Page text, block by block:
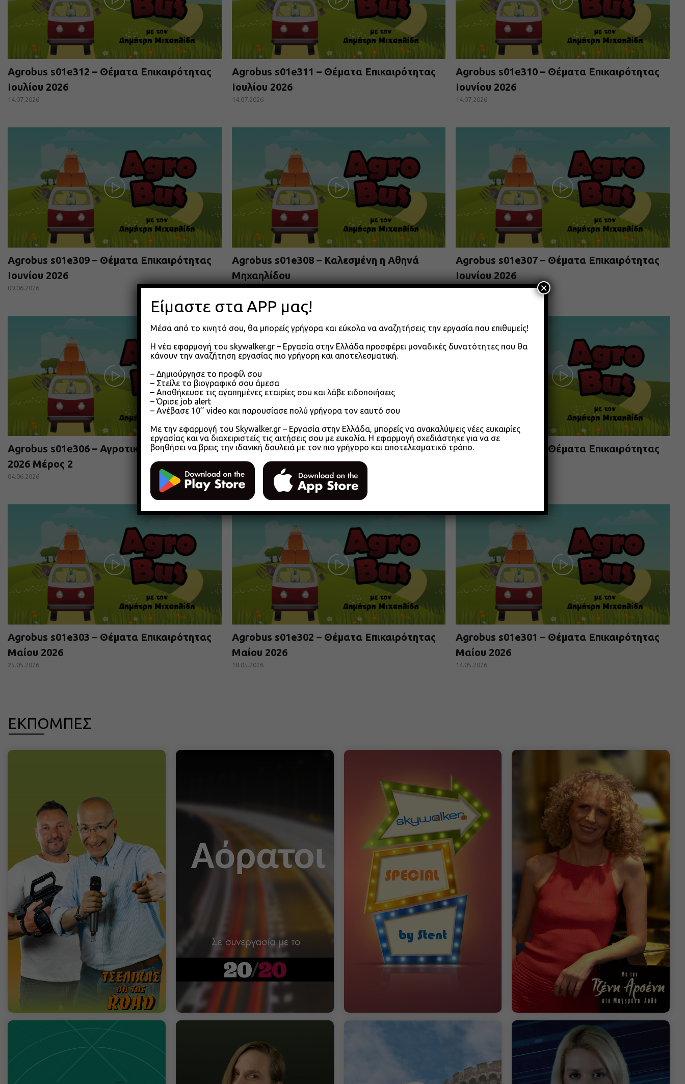
Agrobus s01e312 – Θέματα Επικαιρότητας
Ιουλίου 2026
14.07.2026
Agrobus s01e311 – Θέματα Επικαιρότητας
Ιουλίου 2026
14.07.2026
Agrobus s01e310 – Θέματα Επικαιρότητας
Ιουνίου 2026
14.07.2026
Agrobus s01e309 – Θέματα Επικαιρότητας
Ιουνίου 2026
09.06.2026
Agrobus s01e308 – Καλεσμένη η Αθηνά
Μηχαηλίδου
09.06.2026
Agrobus s01e307 – Θέματα Επικαιρότητας
Ιουνίου 2026
08.06.2026
Agrobus s01e306 – Αγροτικά Επιμελητήρια
2026 Μέρος 2
04.06.2026
Agrobus s01e305 – Αγροτικά Επιμελητήρια
2026 Μέρος 1
26.05.2026
Agrobus s01e304 – Θέματα Επικαιρότητας
Agrobus s01e303 – Θέματα Επικαιρότητας
Μαίου 2026
25.05.2026
Agrobus s01e302 – Θέματα Επικαιρότητας
Μαίου 2026
18.05.2026
Agrobus s01e301 – Θέματα Επικαιρότητας
Μαίου 2026
14.05.2026
ΕΚΠΟΜΠΕΣ
Είμαστε στα APP μας!
Μέσα από το κινητό σου, θα μπορείς γρήγορα και εύκολα να αναζητήσεις την εργασία που επιθυμείς!
Η νέα εφαρμογή του skywalker.gr – Εργασία στην Ελλάδα προσφέρει μοναδικές δυνατότητες που θα
κάνουν την αναζήτηση εργασίας πιο γρήγορη και αποτελεσματική.
– Δημιούργησε το προφίλ σου
– Στείλε το βιογραφικό σου άμεσα
– Αποθήκευσε τις αγαπημένες εταιρίες σου και λάβε ειδοποιήσεις
– Όρισε job alert
– Ανέβασε 10’’ video και παρουσίασε πολύ γρήγορα τον εαυτό σου
Με την εφαρμογή του Skywalker.gr – Εργασία στην Ελλάδα, μπορείς να ανακαλύψεις νέες ευκαιρίες
εργασίας και να διαχειριστείς τις αιτήσεις σου με ευκολία. Η εφαρμογή σχεδιάστηκε για να σε
βοηθήσει να βρεις την ιδανική δουλειά με τον πιο γρήγορο και αποτελεσματικό τρόπο.
×